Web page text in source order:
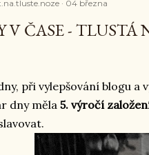
04 března
V ČASE -
při vylepšování blogu a
dny měla5. výročí